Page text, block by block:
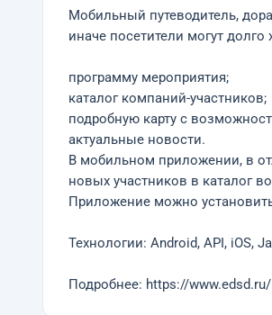
Мобильный путеводитель,
иначе посетители могут
программу мероприятия;
каталог компаний-участников;
подробную карту с
актуальные новости.
В мобильном приложении, в
новых участников в каталог
Приложение можно
Технологии: Android, API, iOS,
Подробнее: https://